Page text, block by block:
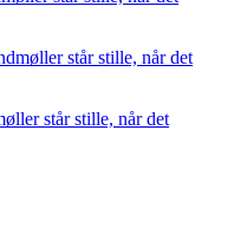
står stille, når det
står stille, når det